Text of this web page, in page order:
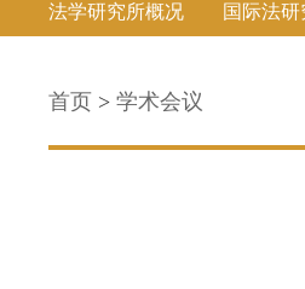
法学研究所概况 国际法
首页 > 学术会议